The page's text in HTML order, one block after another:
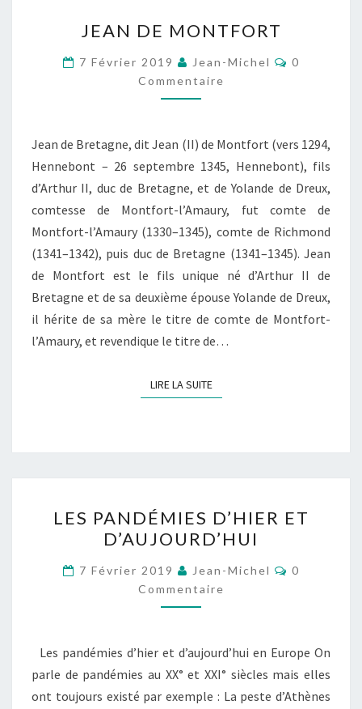
DE
MONTFORT
JEAN DE MONTFORT
7 Février 2019 Jean-Michel
0
Commentaire
Jean de Bretagne, dit Jean (II) de Montfort (vers 1294,
Hennebont – 26 septembre 1345, Hennebont), fils
d’Arthur II, duc de Bretagne, et de Yolande de Dreux,
comtesse de Montfort-l’Amaury, fut comte de
Montfort-l’Amaury (1330–1345), comte de Richmond
(1341–1342), puis duc de Bretagne (1341–1345). Jean
de Montfort est le fils unique né d’Arthur II de
Bretagne et de sa deuxième épouse Yolande de Dreux,
il hérite de sa mère le titre de comte de Montfort-
l’Amaury, et revendique le titre de…
LIRE LA SUITELIRE LA SUITE
PANDÉMIES
D’HIER
ET
D’AUJOURD’HUI
LES PANDÉMIES D’HIER ET
D’AUJOURD’HUI
7 Février 2019 Jean-Michel
0
Commentaire
Les pandémies d’hier et d’aujourd’hui en Europe On
parle de pandémies au XX° et XXI° siècles mais elles
ont toujours existé par exemple : La peste d’Athènes